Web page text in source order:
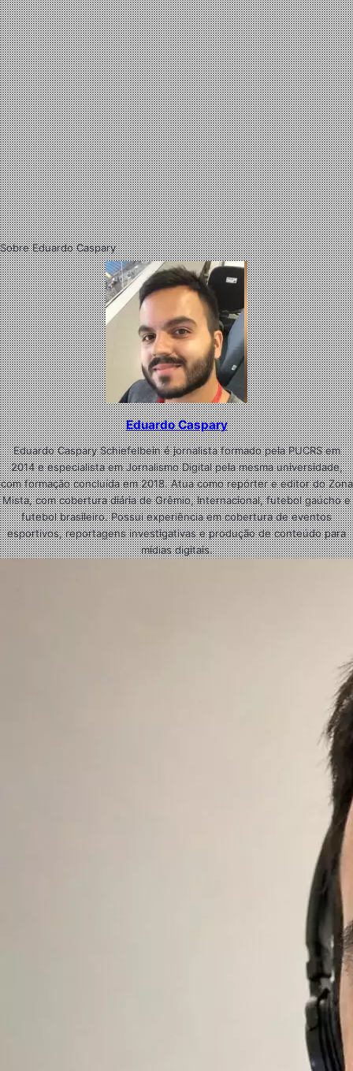
Sobre Eduardo Caspary
Eduardo Caspary
Eduardo Caspary Schiefelbein é jornalista formado pela PUCRS em
2014 e especialista em Jornalismo Digital pela mesma universidade,
com formação concluída em 2018. Atua como repórter e editor do Zona
Mista, com cobertura diária de Grêmio, Internacional, futebol gaúcho e
futebol brasileiro. Possui experiência em cobertura de eventos
esportivos, reportagens investigativas e produção de conteúdo para
mídias digitais.